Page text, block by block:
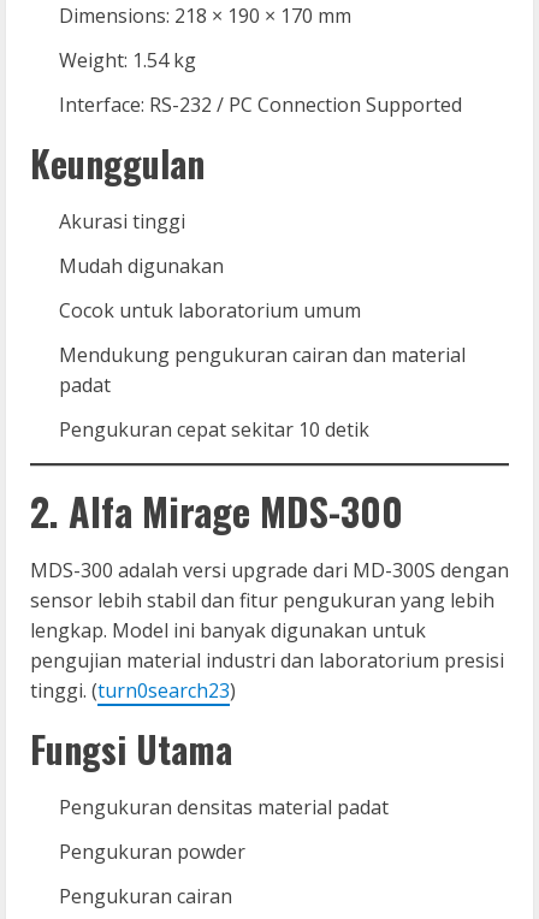
Dimensions: 218 × 190 × 170 mm
Weight: 1.54 kg
Interface: RS-232 / PC Connection Supported
Keunggulan
Akurasi tinggi
Mudah digunakan
Cocok untuk laboratorium umum
Mendukung pengukuran cairan dan material
padat
Pengukuran cepat sekitar 10 detik
2. Alfa Mirage MDS-300
MDS-300 adalah versi upgrade dari MD-300S dengan
sensor lebih stabil dan fitur pengukuran yang lebih
lengkap. Model ini banyak digunakan untuk
pengujian material industri dan laboratorium presisi
tinggi. (turn0search23)
Fungsi Utama
Pengukuran densitas material padat
Pengukuran powder
Pengukuran cairan